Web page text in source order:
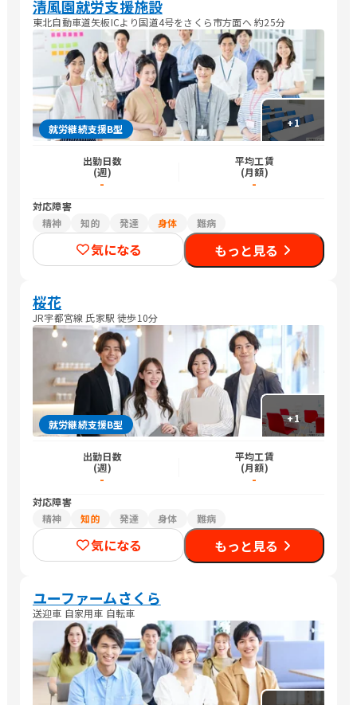
清風園就労支援施設
東北自動車道矢板ICより国道4号をさくら市方面へ 約25分
+1
就労継続支援B型
出勤日数
(週)
-
平均工賃
(月額)
-
対応障害
精神
知的 発達 身体 難病
気になる もっと見る
桜花
JR宇都宮線 氏家駅 徒歩10分
+1
就労継続支援B型
出勤日数
(週)
-
平均工賃
(月額)
-
対応障害
精神
知的 発達 身体 難病
気になる もっと見る
ユーファームさくら
送迎車 自家用車 自転車